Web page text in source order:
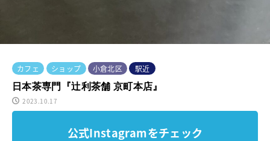
カフェ ショップ 小倉北区
駅近
日本茶専門『辻利茶舗 京町本店』
2023.10.17
公式Instagramをチェック